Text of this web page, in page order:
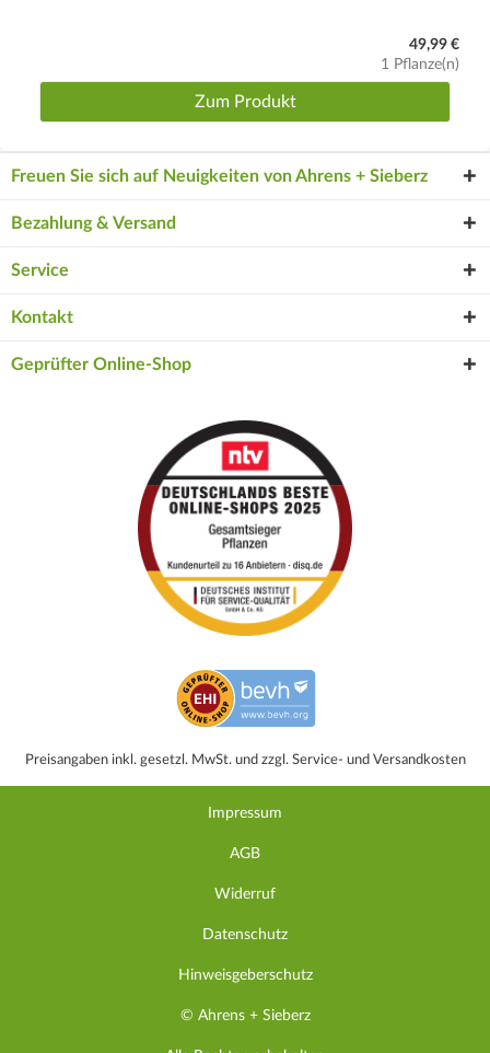
49,99 €
1 Pflanze(n)
Zum Produkt
Freuen Sie sich auf Neuigkeiten von Ahrens + Sieberz
Bezahlung & Versand
Service
Kontakt
Geprüfter Online-Shop
Preisangaben inkl. gesetzl. MwSt. und zzgl. Service- und Versandkosten
Impressum
AGB
Widerruf
Datenschutz
Hinweisgeberschutz
© Ahrens + Sieberz